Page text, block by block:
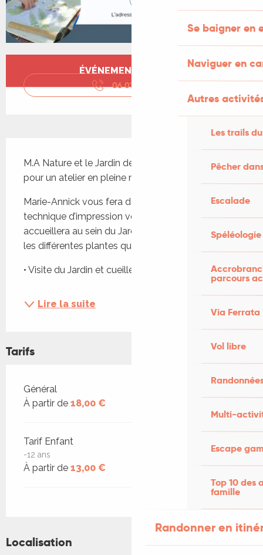
Se baigner en
Naviguer en
Autres
Les trails
Pêcher
Escalade
Spéléologie
parcours
Via Ferrata
Vol libre
Multi-
Escape
Top 10 des
famille
Randonner en
Ouverture et coordonnées
ÉVÉNEMENT TERMINÉ
06 01 72 89
M.A Nature et le Jardin de Labio vous invitent
pour un atelier en pleine nature.
Marie-Annick vous fera découvrir le Tatakizomé,
technique d’impression végétale, et Anaïs vous
accueillera au sein du Jardin et vous présentera
les différentes plantes qu’elle y cultive.
• Visite du Jardin et cueillette...
Lire la suite
Tarifs
Tarifs 2026
Général
À partir de 18,00 €
Tarif Enfant
-12 ans
À partir de 13,00 €
Localisation